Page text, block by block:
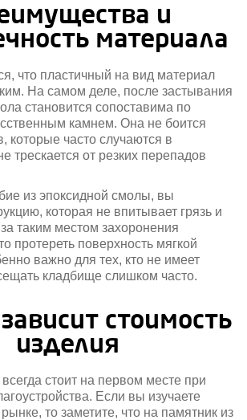
и
материала
что пластичный на вид материал
На самом деле, после застывания
становится сопоставима по
камнем. Она не боится
которые часто случаются в
трескается от резких перепадов
из эпоксидной смолы, вы
которая не впитывает грязь и
таким местом захоронения
протереть поверхность мягкой
важно для тех, кто не имеет
кладбище слишком часто.
стоимость
изделия
стоит на первом месте при
Если вы изучаете
то заметите, что на памятник из